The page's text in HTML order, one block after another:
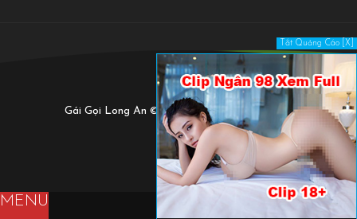
Gái Gọi Long An © 2020. All Rights Reserved.
MENU
Tắt Quảng Cáo [X]